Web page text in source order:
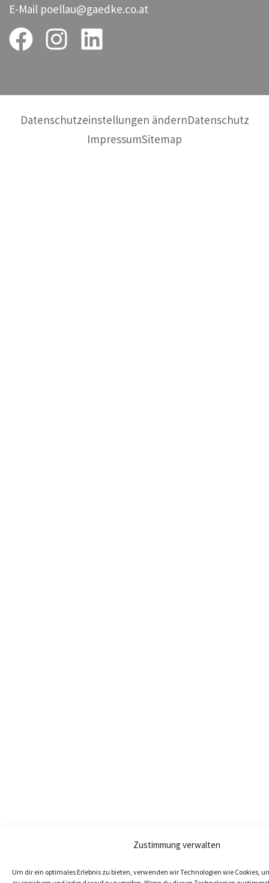
Zustimmung verwalten
Um dir ein optimales Erlebnis zu bieten, verwenden wir Technologien wie Cookies,
E-Mail poellau@gaedke.co.at
Datenschutzeinstellungen ändernDatenschutz
ImpressumSitemap